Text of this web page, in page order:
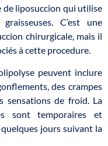
liposuccion qui utilise
C’est une
chirurgicale, mais il
à cette procedure.
peuvent inclure
des crampes
sensations de froid. La
sont temporaires et
jours suivant la